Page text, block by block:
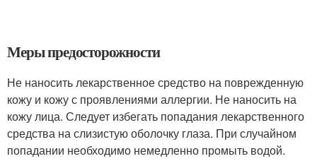
Меры предосторожности
Не наносить лекарственное средство на поврежденную
кожу и кожу с проявлениями аллергии. Не наносить на
кожу лица. Следует избегать попадания лекарственного
средства на слизистую оболочку глаза. При случайном
попадании необходимо немедленно промыть водой.